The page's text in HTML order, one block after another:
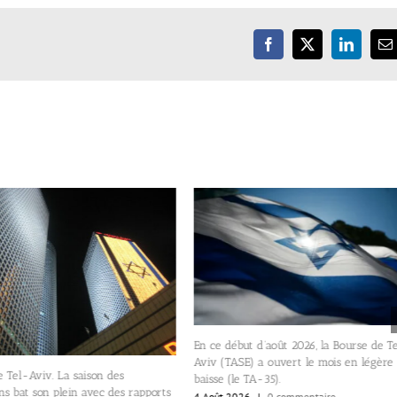
Facebook
X LinkedIn
Tel-Aviv. La saison des
bat son plein avec des rapports
En ce début d’août 2026, la Bourse de
Aviv (TASE) a ouvert le mois en légère
baisse (le TA-35).